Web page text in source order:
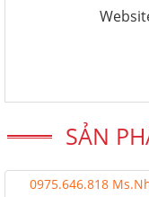
SẢN
0975.646.818